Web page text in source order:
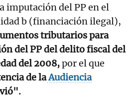
imputación del PP en el
b (financiación ilegal),
tributarios para
del PP del delito fiscal del
del 2008,por el que
de laAudiencia